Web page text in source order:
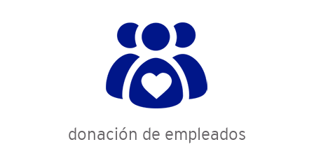
donación de empleados